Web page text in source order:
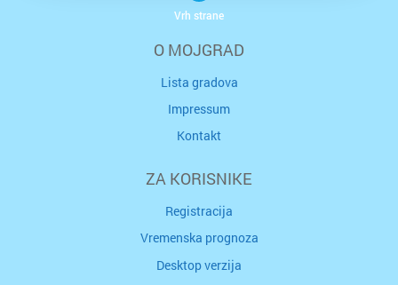
O MOJGRAD
Lista gradova
Impressum
Kontakt
ZA KORISNIKE
Registracija
Vremenska prognoza
Desktop verzija
Vrh strane